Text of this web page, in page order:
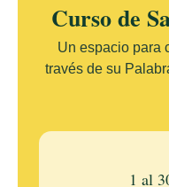
Curso de
Un espacio para
través de su
1 al